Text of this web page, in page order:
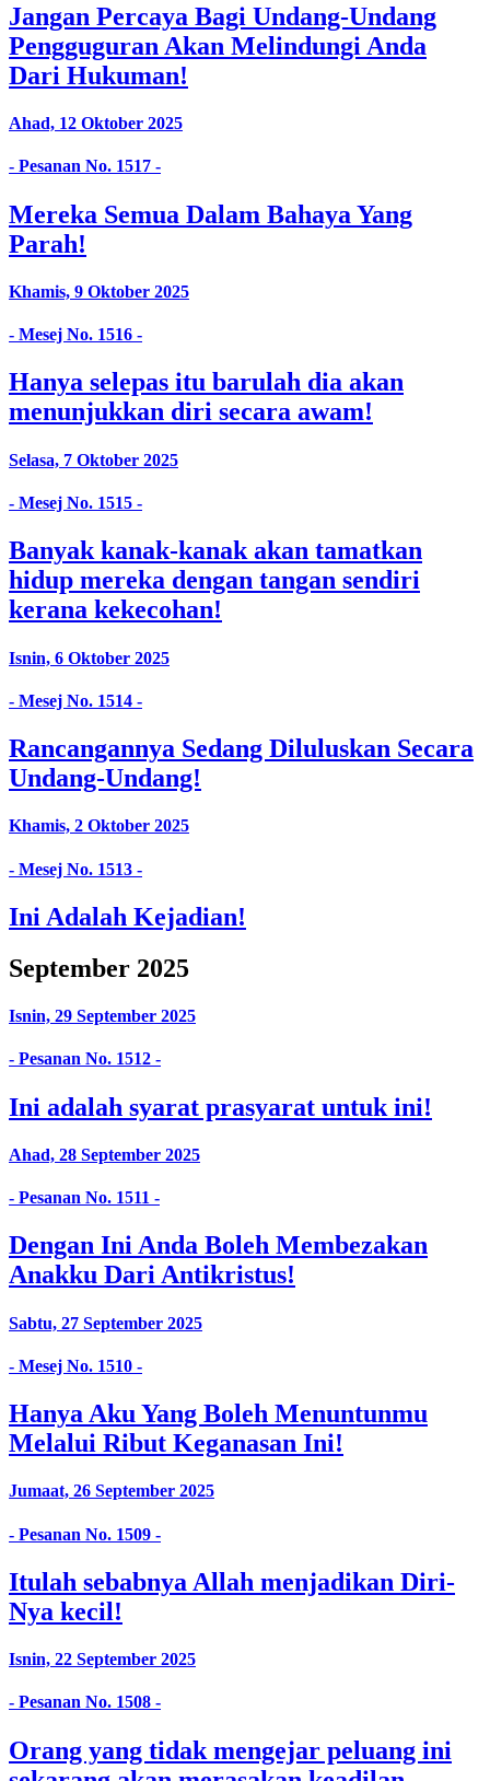
Jangan Percaya Bagi Undang-Undang
Pengguguran Akan Melindungi Anda
Dari Hukuman!
Ahad, 12 Oktober 2025
- Pesanan No. 1517 -
Mereka Semua Dalam Bahaya Yang
Parah!
Khamis, 9 Oktober 2025
- Mesej No. 1516 -
Hanya selepas itu barulah dia akan
menunjukkan diri secara awam!
Selasa, 7 Oktober 2025
- Mesej No. 1515 -
Banyak kanak-kanak akan tamatkan
hidup mereka dengan tangan sendiri
kerana kekecohan!
Isnin, 6 Oktober 2025
- Mesej No. 1514 -
Rancangannya Sedang Diluluskan Secara
Undang-Undang!
Khamis, 2 Oktober 2025
- Mesej No. 1513 -
Ini Adalah Kejadian!
September 2025
Isnin, 29 September 2025
- Pesanan No. 1512 -
Ini adalah syarat prasyarat untuk ini!
Ahad, 28 September 2025
- Pesanan No. 1511 -
Dengan Ini Anda Boleh Membezakan
Anakku Dari Antikristus!
Sabtu, 27 September 2025
- Mesej No. 1510 -
Hanya Aku Yang Boleh Menuntunmu
Melalui Ribut Keganasan Ini!
Jumaat, 26 September 2025
- Pesanan No. 1509 -
Itulah sebabnya Allah menjadikan Diri-
Nya kecil!
Isnin, 22 September 2025
- Pesanan No. 1508 -
Orang yang tidak mengejar peluang ini